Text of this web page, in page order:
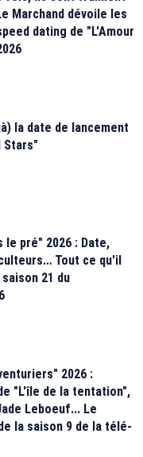
Marchand dévoile les
dating de "L'Amour
la date de lancement
Stars"
le pré" 2026 : Date,
Tout ce qu'il
21 du
2026 :
"L'île de la tentation",
Leboeuf... Le
la saison 9 de la télé-